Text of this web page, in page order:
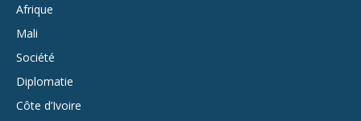
Afrique
Mali
Société
Diplomatie
Côte d’Ivoire